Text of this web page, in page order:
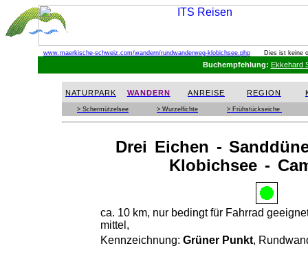
www.maerkische-schweiz.com/wandern/rundwanderweg-klobichsee.php Dies ist keine
Buchempfehlung: Ekkehard
NATURPARK WANDERN ANREISE REGION
> Schermützelsee > Wurzelfichte > Frühstückseiche
Drei Eichen -
Klobichsee -
ca. 10 km, nur bedingt für Fahrrad
mittel,
Kennzeichnung: Grüner Punkt,